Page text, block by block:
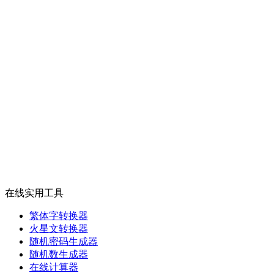
在线实用工具
繁体字转换器
火星文转换器
随机密码生成器
随机数生成器
在线计算器